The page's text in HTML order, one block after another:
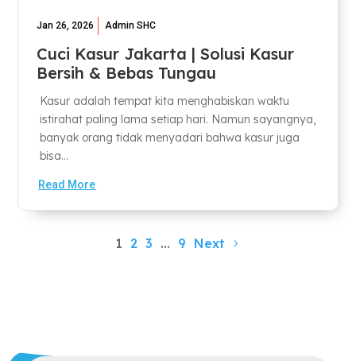
Jan 26, 2026 Admin SHC
Cuci Kasur Jakarta | Solusi Kasur
Bersih & Bebas Tungau
Kasur adalah tempat kita menghabiskan waktu
istirahat paling lama setiap hari. Namun sayangnya,
banyak orang tidak menyadari bahwa kasur juga
bisa...
Read More
1 2 3 … 9 Next